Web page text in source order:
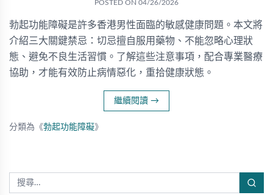
POSTED ON 04/26/2026
勃起功能障礙是許多香港男性面臨的敏感健康問題。本文將
介紹三大關鍵禁忌：切忌擅自服用藥物、不能忽略心理狀
態、避免不良生活習慣。了解這些注意事項，配合專業醫療
協助，才能有效防止病情惡化，重拾健康狀態。
繼續閱讀 →
分類為《勃起功能障礙》